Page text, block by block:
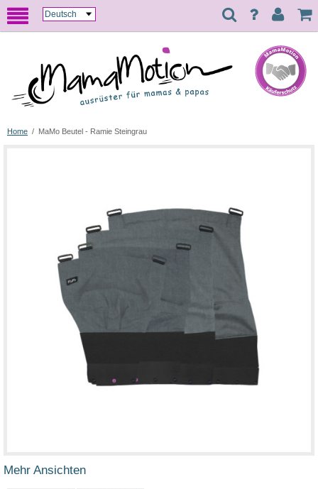
Home / MaMo Beutel - Ramie Steingrau
Mehr Ansichten